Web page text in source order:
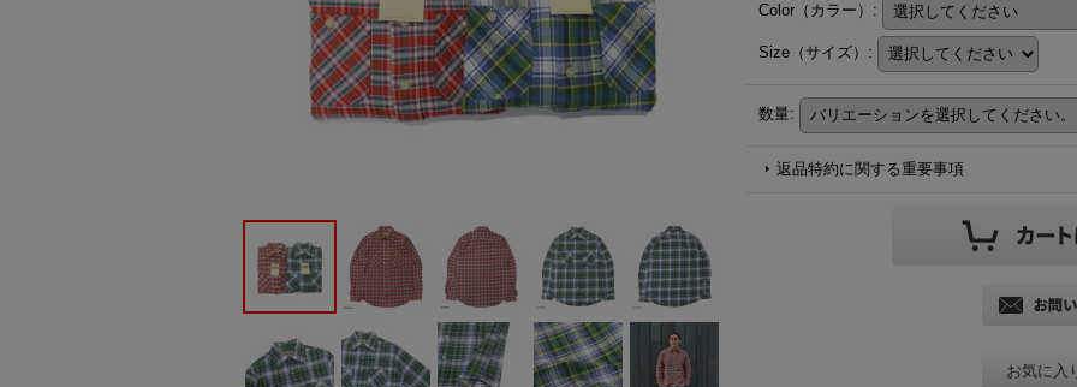
Color（カラー） :
Size（サイズ） :
数量:
返品特約に関する重要事項
お気に入